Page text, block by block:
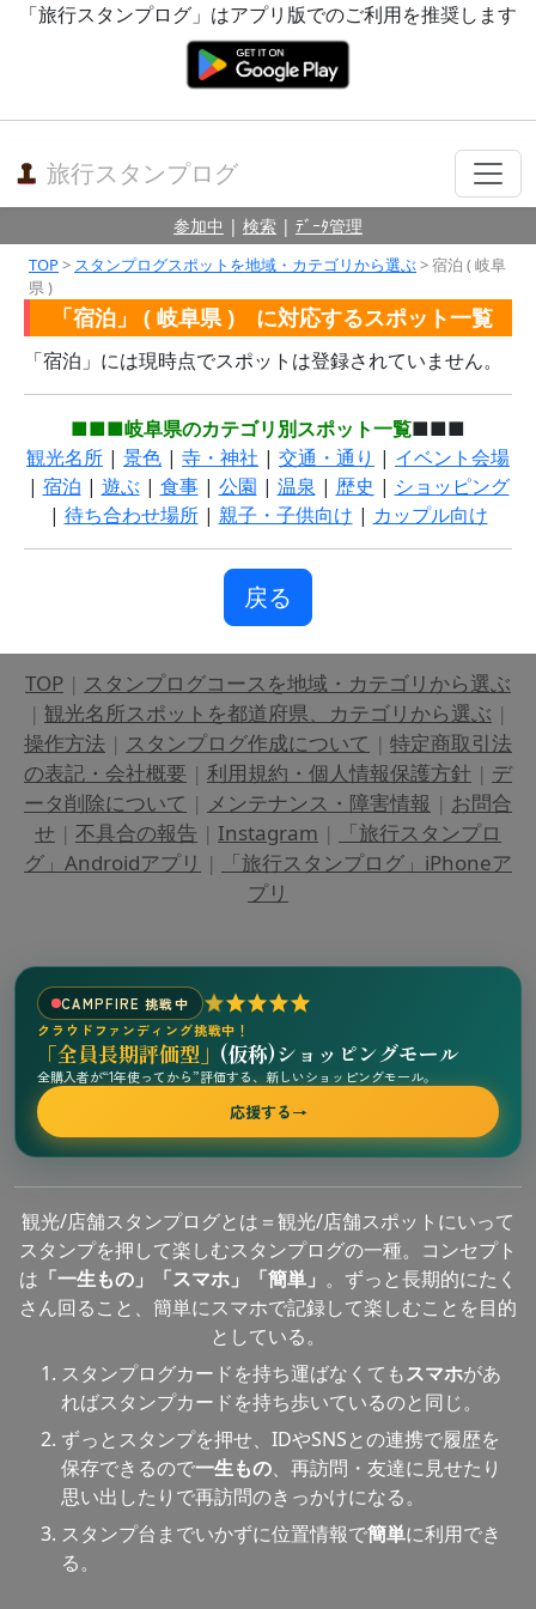
「旅行スタンプログ」はアプリ版でのご利用を推奨します
旅行スタンプログ
参加中 | 検索 | ﾃﾞｰﾀ管理
TOP> スタンプログスポットを地域・カテゴリから選ぶ> 宿泊 ( 岐阜
県 )
「宿泊」 ( 岐阜県 ) に対応するスポット一覧
「宿泊」には現時点でスポットは登録されていません。
■■■岐阜県のカテゴリ別スポット一覧■■■
観光名所 | 景色 | 寺・神社 | 交通・通り | イベント会場
| 宿泊 | 遊ぶ| 食事| 公園 | 温泉 | 歴史 | ショッピング
| 待ち合わせ場所| 親子・子供向け | カップル向け
戻る
TOP | スタンプログコースを地域・カテゴリから選ぶ
| 観光名所スポットを都道府県、カテゴリから選ぶ |
操作方法 | スタンプログ作成について | 特定商取引法
の表記・会社概要 | 利用規約・個人情報保護方針 | デ
ータ削除について | メンテナンス・障害情報 | お問合
せ | 不具合の報告 | Instagram |
「旅行スタンプロ
グ」Androidアプリ |
「旅行スタンプログ」iPhoneア
プリ
CAMPFIRE 挑戦中
クラウドファンディング挑戦中！
「全員長期評価型」 (仮称)ショッピングモール
全購入者が“1年使ってから”評価する、新しいショッピングモール。
応援する→
観光/店舗スタンプログとは＝観光/店舗スポットにいって
スタンプを押して楽しむスタンプログの一種。コンセプト
は 「一生もの」「スマホ」「簡単」 。ずっと長期的にたく
さん回ること、簡単にスマホで記録して楽しむことを目的
としている。
スタンプログカードを持ち運ばなくてもスマホがあ
ればスタンプカードを持ち歩いているのと同じ。
ずっとスタンプを押せ、IDやSNSとの連携で履歴を
保存できるので一生もの、再訪問・友達に見せたり
思い出したりで再訪問のきっかけになる。
スタンプ台までいかずに位置情報で簡単に利用でき
る。